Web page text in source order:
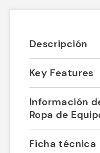
Descripción
Key Features
Información
Ropa de
Ficha técnica